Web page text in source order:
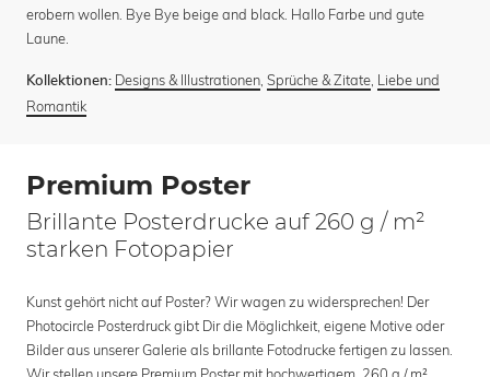
erobern wollen. Bye Bye beige and black. Hallo Farbe und gute
Laune.
Kollektionen: Designs & Illustrationen Sprüche & Zitate Liebe und
Romantik
Premium Poster
Brillante Posterdrucke auf 260 g / m²
starken Fotopapier
Kunst gehört nicht auf Poster? Wir wagen zu widersprechen! Der
Photocircle Posterdruck gibt Dir die Möglichkeit, eigene Motive oder
Bilder aus unserer Galerie als brillante Fotodrucke fertigen zu lassen.
Wir stellen unsere Premium Poster mit hochwertigem, 260 g / m²